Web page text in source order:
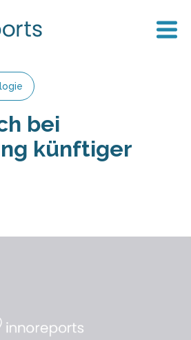
bei
künftiger